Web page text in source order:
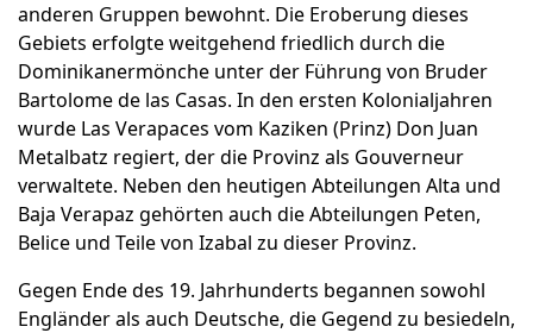
anderen Gruppen bewohnt. Die Eroberung dieses
Gebiets erfolgte weitgehend friedlich durch die
Dominikanermönche unter der Führung von Bruder
Bartolome de las Casas. In den ersten Kolonialjahren
wurde Las Verapaces vom Kaziken (Prinz) Don Juan
Metalbatz regiert, der die Provinz als Gouverneur
verwaltete. Neben den heutigen Abteilungen Alta und
Baja Verapaz gehörten auch die Abteilungen Peten,
Belice und Teile von Izabal zu dieser Provinz.
Gegen Ende des 19. Jahrhunderts begannen sowohl
Engländer als auch Deutsche, die Gegend zu besiedeln,